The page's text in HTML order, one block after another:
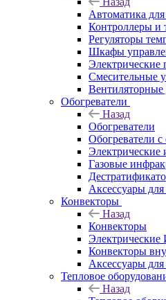
Автоматика
Контроллеры и
Регуляторы
Шкафы
Электрические
Смесительные
Вентиляторные
Обогреватели
Назад
Обогреватели
Обогреватели
Электрические
Газовые
Аксессуары для
Конвекторы
Назад
Конвекторы
Конвекторы
Аксессуары
Тепловое
Назад